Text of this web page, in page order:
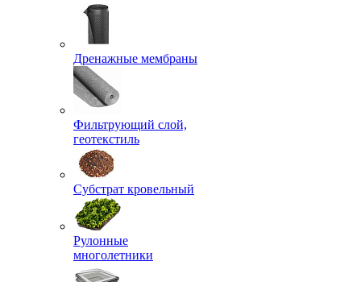
Дренажные мембраны
Фильтрующий слой,
геотекстиль
Субстрат кровельный
Рулонные
многолетники